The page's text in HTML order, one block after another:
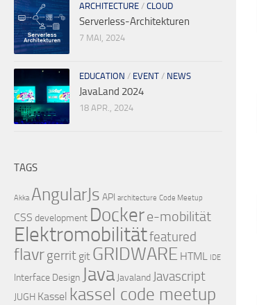
ARCHITECTURE / CLOUD
Serverless-Architekturen
7 MAI, 2024
EDUCATION / EVENT / NEWS
JavaLand 2024
18 APR., 2024
TAGS
Akka AngularJs API architecture Code Meetup
CSS development Dockere-mobilität
Elektromobilitätfeatured
flavrgerrit git GRIDWARE HTML IDE
Interface Design Java Javaland Javascript
JUGH Kassel kassel code meetup